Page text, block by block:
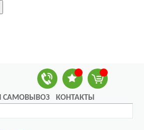
САМОВЫВОЗ
КОНТАКТЫ